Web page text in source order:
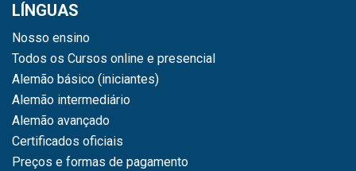
LÍNGUAS
Nosso ensino
Todos os Cursos online e presencial
Alemão básico (iniciantes)
Alemão intermediário
Alemão avançado
Certificados oficiais
Preços e formas de pagamento